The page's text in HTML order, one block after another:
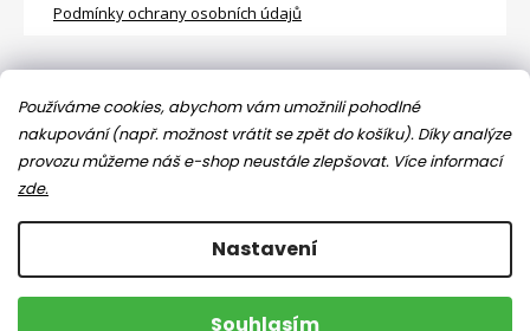
Používáme cookies, abychom vám umožnili pohodlné
nakupování (např. možnost vrátit se zpět do košíku). Díky analýze
provozu můžeme náš e-shop neustále zlepšovat. Více informací
zde.
Nastavení
Souhlasím
Podmínky ochrany osobních údajů
Facebook
Copyright 2026Jsem máma. Všechna práva vyhrazena.
Upravit nastavení cookies